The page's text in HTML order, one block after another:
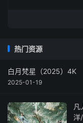
热门资源
白月梵星（2025）4K
2025-01-19
凡
洋